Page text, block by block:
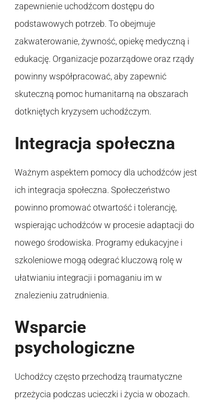
zapewnienie uchodźcom dostępu do
podstawowych potrzeb. To obejmuje
zakwaterowanie, żywność, opiekę medyczną i
edukację. Organizacje pozarządowe oraz rządy
powinny współpracować, aby zapewnić
skuteczną pomoc humanitarną na obszarach
dotkniętych kryzysem uchodźczym.
Integracja społeczna
Ważnym aspektem pomocy dla uchodźców jest
ich integracja społeczna. Społeczeństwo
powinno promować otwartość i tolerancję,
wspierając uchodźców w procesie adaptacji do
nowego środowiska. Programy edukacyjne i
szkoleniowe mogą odegrać kluczową rolę w
ułatwianiu integracji i pomaganiu im w
znalezieniu zatrudnienia.
Wsparcie
psychologiczne
Uchodźcy często przechodzą traumatyczne
przeżycia podczas ucieczki i życia w obozach.